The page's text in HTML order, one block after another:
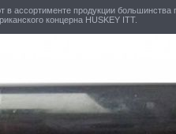
в ассортименте продукции
концерна HUSKEY ITT.